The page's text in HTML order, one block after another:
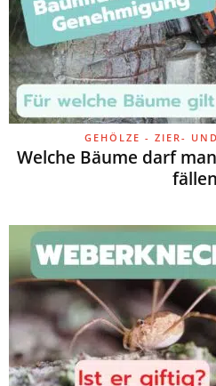
GEHÖLZE - ZIER-
Welche Bäume darf